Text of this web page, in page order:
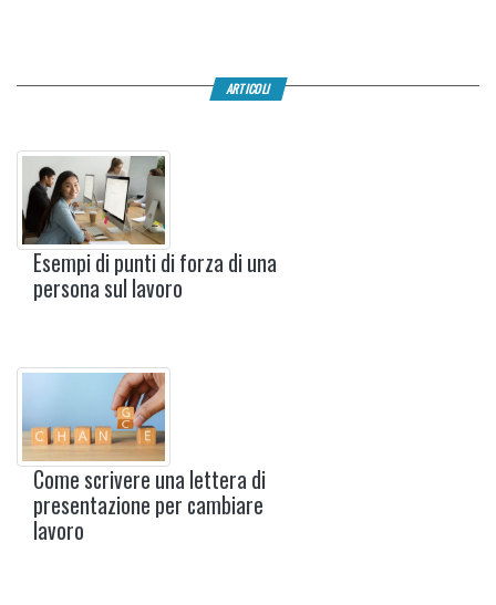
ARTICOLI
Esempi di punti di forza di una
persona sul lavoro
Come scrivere una lettera di
presentazione per cambiare
lavoro